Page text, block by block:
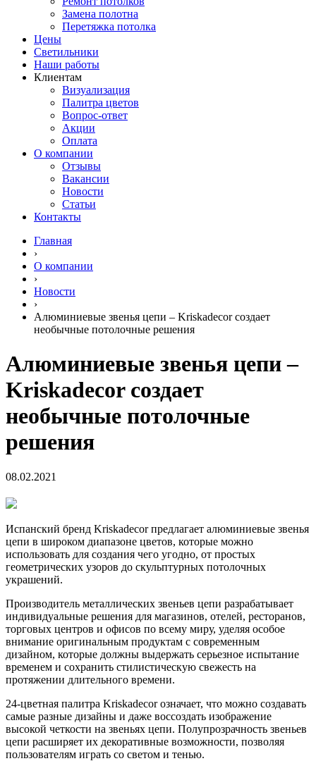
Замена полотна
Перетяжка потолка
Цены
Светильники
Наши работы
Клиентам
Визуализация
Палитра цветов
Вопрос-ответ
Акции
Оплата
О компании
Отзывы
Вакансии
Новости
Статьи
Контакты
Главная
›
О компании
›
Новости
›
Алюминиевые звенья цепи – Kriskadecor создает
необычные потолочные решения
Алюминиевые звенья цепи –
Kriskadecor создает
необычные потолочные
решения
08.02.2021
Испанский бренд Kriskadecor предлагает алюминиевые звенья
цепи в широком диапазоне цветов, которые можно
использовать для создания чего угодно, от простых
геометрических узоров до скульптурных потолочных
украшений.
Производитель металлических звеньев цепи разрабатывает
индивидуальные решения для магазинов, отелей, ресторанов,
торговых центров и офисов по всему миру, уделяя особое
внимание оригинальным продуктам с современным
дизайном, которые должны выдержать серьезное испытание
временем и сохранить стилистическую свежесть на
протяжении длительного времени.
24-цветная палитра Kriskadecor означает, что можно создавать
самые разные дизайны и даже воссоздать изображение
высокой четкости на звеньях цепи. Полупрозрачность звеньев
цепи расширяет их декоративные возможности, позволяя
пользователям играть со светом и тенью.